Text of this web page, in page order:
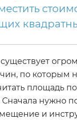
по которым
площадь
Сначала нужно
и